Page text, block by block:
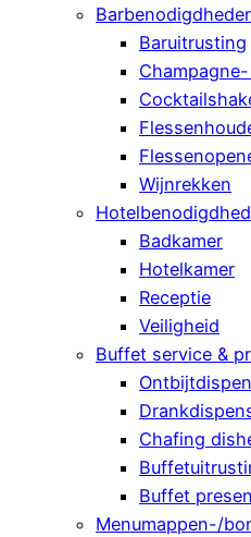
Baruitrusting
Wijnrekken
Badkamer
Hotelkamer
Receptie
Veiligheid
Buffet service &
Chafing
Buffet
Menumappen-/